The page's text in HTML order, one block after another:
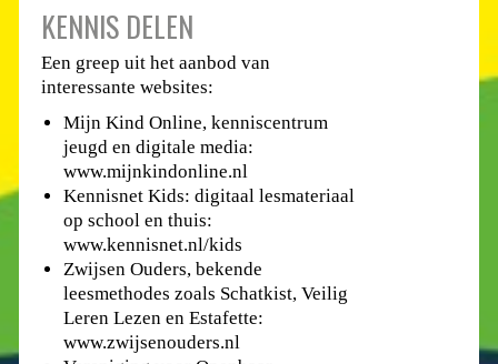
KENNIS DELEN
Een greep uit het aanbod van
interessante websites:
Mijn Kind Online, kenniscentrum
jeugd en digitale media:
www.mijnkindonline.nl
Kennisnet Kids: digitaal lesmateriaal
op school en thuis:
www.kennisnet.nl/kids
Zwijsen Ouders, bekende
leesmethodes zoals Schatkist, Veilig
Leren Lezen en Estafette:
www.zwijsenouders.nl